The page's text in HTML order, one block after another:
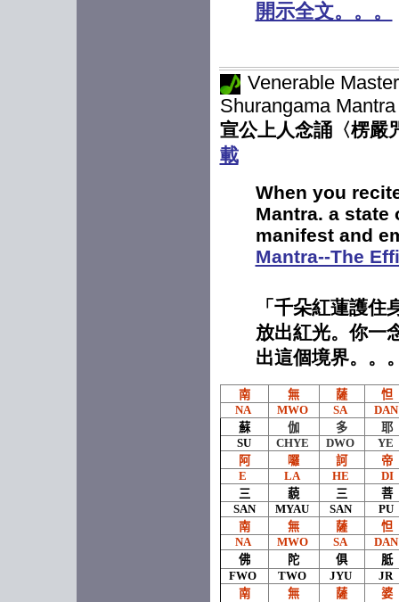
華開見佛悟無生，
不退菩薩為伴侶」。
-宣公上人一九九三年
四月四日開示於長堤
聖寺
birth.
"I
With
And
shall
-
on
開示全文。。。
Venerable
Shurangama
宣公上人念誦〈楞嚴
載
When you
Mantra. a state
manifest and
Mantra--The
「千朵紅蓮護
放出紅光。你一
出這個境界。
南 無 薩
怛
NA
MWO SA
蘇
伽 多
耶
SU
CHYE DWO
YE
阿
囉 訶
帝
E
LA HE
DI
三
藐 三
菩
SAN
MYAU SAN
PU
南
無 薩
怛
NA
MWO SA
佛
陀 俱
胝
FWO
TWO JYU
JR
南
無 薩
婆